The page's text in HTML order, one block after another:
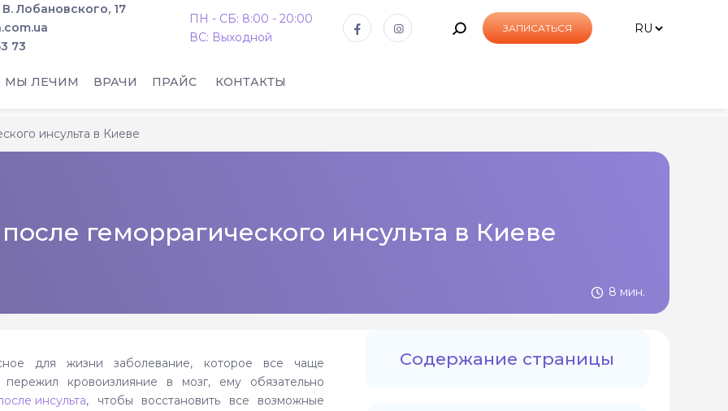
Лобановского, 17
73
ПН - СБ: 8:00 - 20:00
ВС: Выходной
ЗАПИСАТЬСЯ
МЫ ЛЕЧИМ ВРАЧИ ПРАЙС КОНТАКТЫ
инсульта в Киеве
геморрагического инсульта в Киеве
8 мин.
для жизни заболевание, которое все чаще
кровоизлияние в мозг, ему обязательно
инсульта, чтобы восстановить все возможные
Содержание страницы